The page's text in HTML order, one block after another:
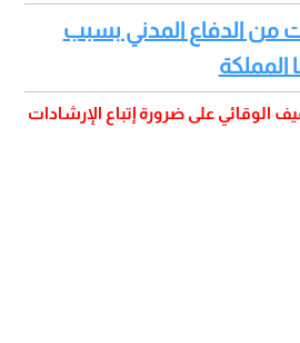
من الدفاع المدني بسبب
المملكة
الوقائي على ضرورة إتباع الإرشادات